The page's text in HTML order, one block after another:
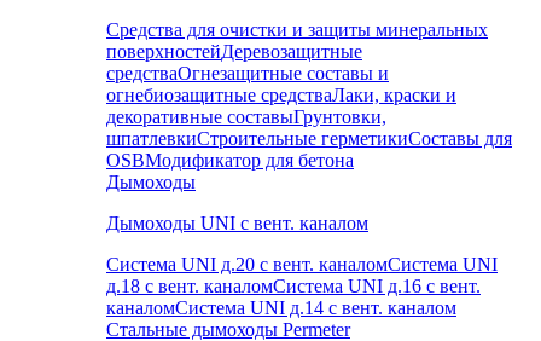
Средства для очистки и защиты минеральных
поверхностейДеревозащитные
средстваОгнезащитные составы и
огнебиозащитные средстваЛаки, краски и
декоративные составыГрунтовки,
шпатлевкиСтроительные герметикиСоставы для
OSBМодификатор для бетона
Дымоходы
Дымоходы UNI с вент. каналом
Система UNI д.20 с вент. каналомСистема UNI
д.18 с вент. каналомСистема UNI д.16 с вент.
каналомСистема UNI д.14 с вент. каналом
Стальные дымоходы Permeter